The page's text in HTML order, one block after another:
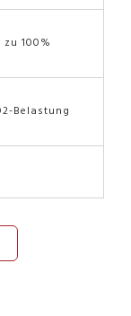
100%
Belastung